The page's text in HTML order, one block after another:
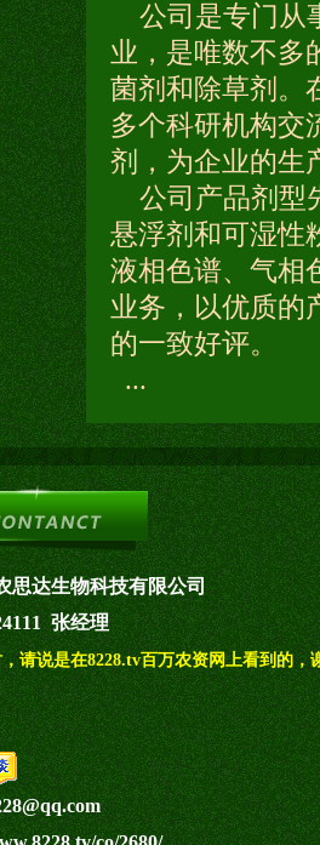
公司是专门从
业，是唯数不多
菌剂和除草剂。
多个科研机构交
剂，为企业的生
公司产品剂型
悬浮剂和可湿性
液相色谱、气相
业务，以优质的
的一致好评。
...
思达生物科技有限公司
张经理
请说是在8228.tv百万农资网上看到的，